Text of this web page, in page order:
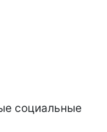
социальные